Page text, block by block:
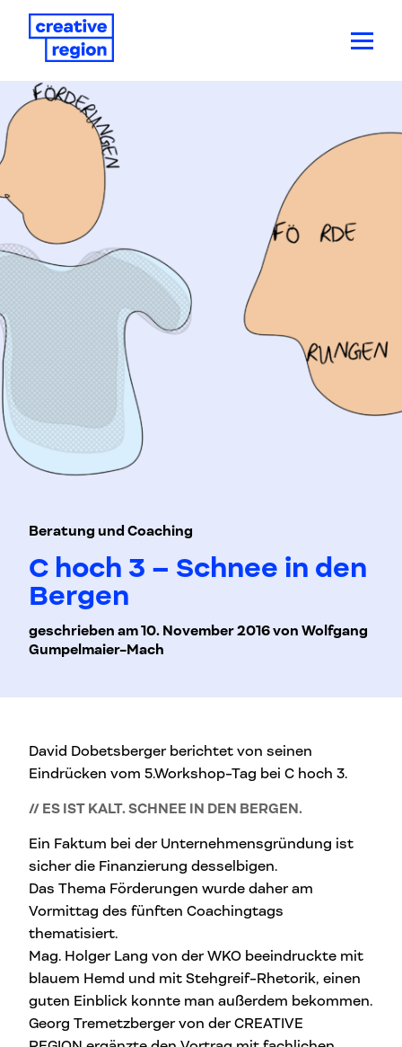
Beratung und Coaching
C hoch 3 – Schnee in den
Bergen
geschrieben am 10. November 2016 von Wolfgang
Gumpelmaier-Mach
David Dobetsberger berichtet von seinen
Eindrücken vom 5.Workshop-Tag bei C hoch 3.
// ES IST KALT. SCHNEE IN DEN BERGEN.
Ein Faktum bei der Unternehmensgründung ist
sicher die Finanzierung desselbigen.
Das Thema Förderungen wurde daher am
Vormittag des fünften Coachingtags
thematisiert.
Mag. Holger Lang von der WKO beeindruckte mit
blauem Hemd und mit Stehgreif-Rhetorik, einen
guten Einblick konnte man außerdem bekommen.
Georg Tremetzberger von der CREATIVE